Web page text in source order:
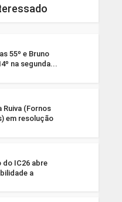
55º e Bruno
na segunda...
Ruiva (Fornos
em resolução
IC26 abre
a